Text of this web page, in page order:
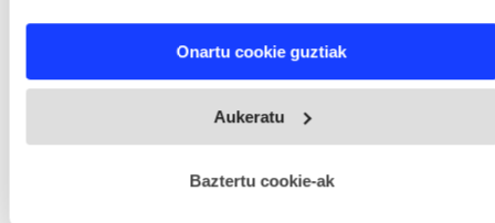
and set your preferences in thedetails section
fitxategiak erabiltzen ditu. Zure esperientzia eta zerbitzuak
esplizitua ematen diguzu.Gehiago irakurri
Onartu cookie guztiak
Aukeratu
Baztertu cookie-ak